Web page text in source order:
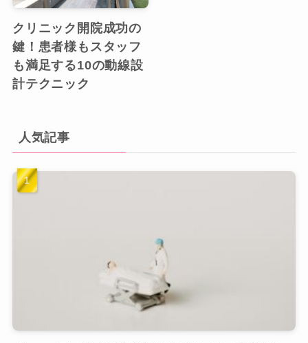
クリニック開院成功の
鍵！患者様もスタッフ
も満足する10の動線設
計テクニック
人気記事